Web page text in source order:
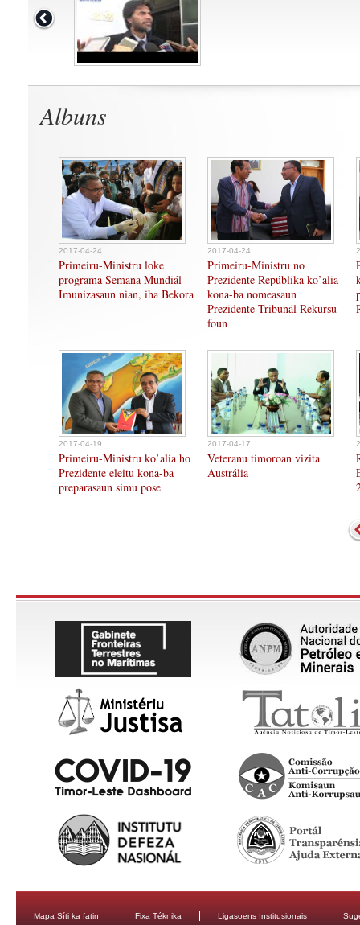
Albuns
2017-04-24
Primeiru-Ministru loke
programa Semana Mundiál
Imunizasaun nian, iha Bekora
2017-04-24
Primeiru-Ministru no
Prezidente Repúblika ko’alia
kona-ba nomeasaun
Prezidente Tribunál Rekursu
foun
2017-04-19
Primeiru-Ministru ko’alia ho
Prezidente eleitu kona-ba
preparasaun simu pose
2017-04-17
Veteranu timoroan vizita
Austrália
Mapa Síti ka fatin Fixa Téknika Ligasoens Institusionais